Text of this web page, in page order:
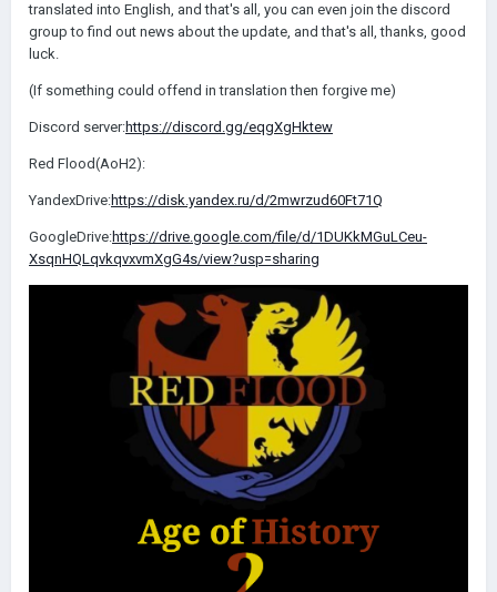
translated into English, and that's all, you can even join the discord
group to find out news about the update, and that's all, thanks, good
luck.
(If something could offend in translation then forgive me)
Discord server:https://discord.gg/eqgXgHktew
Red Flood(AoH2):
YandexDrive:https://disk.yandex.ru/d/2mwrzud60Ft71Q
GoogleDrive:https://drive.google.com/file/d/1DUKkMGuLCeu-
XsqnHQLqvkqvxvmXgG4s/view?usp=sharing